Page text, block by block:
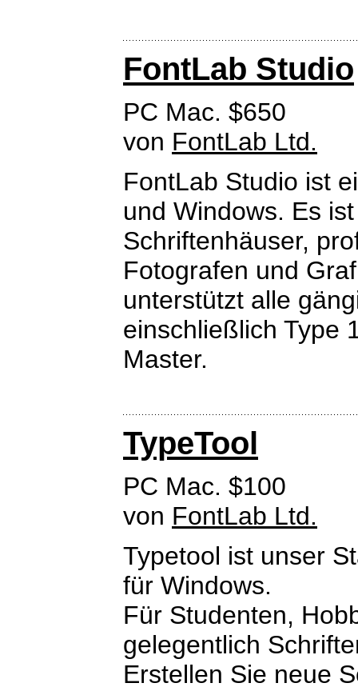
FontLab Studio
PC Mac. $650
von FontLab Ltd.
FontLab Studio ist
und Windows. Es
Schriftenhäuser,
Fotografen und
unterstützt alle
einschließlich Type
Master.
TypeTool
PC Mac. $100
von FontLab Ltd.
Typetool ist unser
für Windows.
Für Studenten,
gelegentlich
Erstellen Sie neue